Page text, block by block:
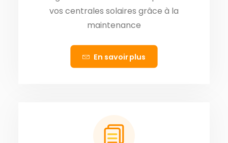
vos centrales solaires grâce à la
maintenance
En savoir plus